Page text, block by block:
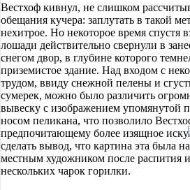
Вестхоф кивнул, не слишком
обещания кучера: заплутать в такой
нехитрое. Но некоторое время спустя
лошади действительно свернули в
снегом двор, в глубине которого
приземистое здание. Над входом с
трудом, ввиду снежной пелены и
сумерек, можно было различить
вывеску с изображением упомянутой
носом пеликана, что позволило
предпочитающему более изящное
сделать вывод, что картина эта была
местным художником после распития
нескольких чарок горилки.